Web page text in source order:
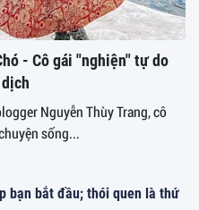
- Cô gái "nghiện" tự do
Nguyễn Thùy Trang, cô
sống...
bạn bắt đầu; thói quen là thứ